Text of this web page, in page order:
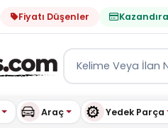
Fiyatı Düşenler
Araç Yedek Parça